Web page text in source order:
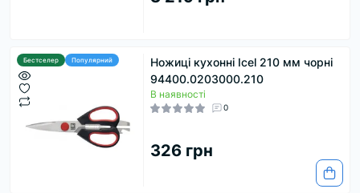
Бестселер Популярний
Ножиці кухонні Icel 210 мм чорні
94400.0203000.210
В наявності
0
326 грн